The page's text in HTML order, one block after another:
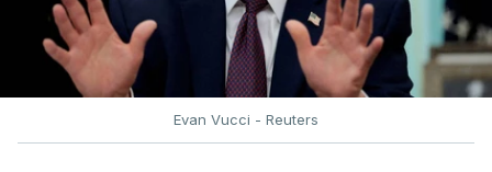
Evan Vucci - Reuters